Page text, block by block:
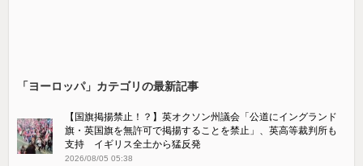
「ヨーロッパ」カテゴリの最新記事
【国旗掲揚禁止！？】英オクソン州議会「公道にイングランド
旗・英国旗を無許可で掲揚することを禁止」、英高等裁判所も
支持 イギリス全土から猛反発
2026/08/05 05:38